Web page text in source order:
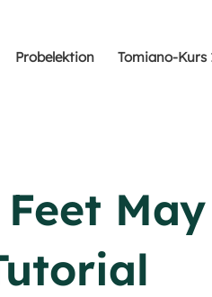
Probelektion Tomiano-Kurs